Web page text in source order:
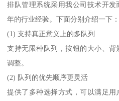
排队管理系统采用我公司技术开
年的行业经验。下面分别介绍一下：
(1) 支持真正意义上的多队列
支持无限种队列，按钮的大小、
调整。
(2) 队列的优先顺序更灵活
提供了多种选择方式，可以满足